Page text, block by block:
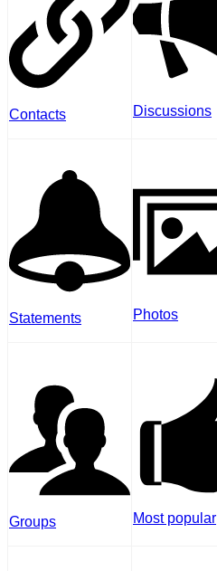
Contacts
Discussions
Statements
Photos
Groups
Most popular